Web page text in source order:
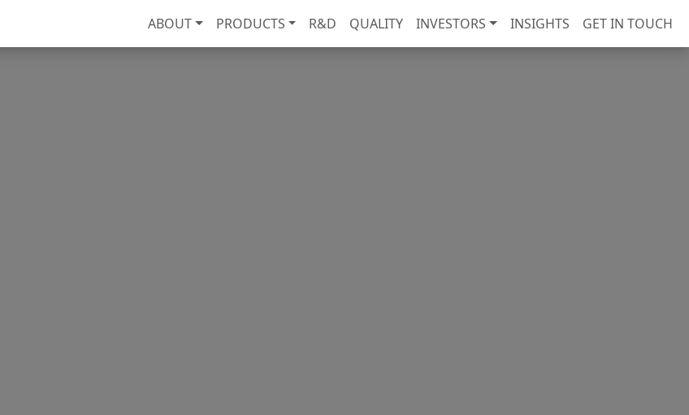
ABOUT PRODUCTS R&D QUALITY INVESTORS INSIGHTS GET IN TOUCH